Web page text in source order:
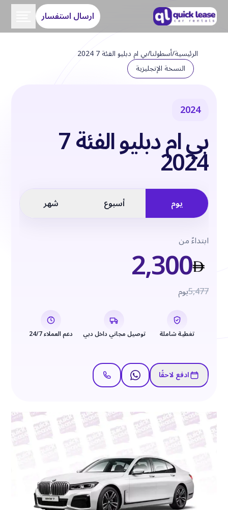
ارسال استفسار
الرئيسية/أسطولنا/بي ام دبليو الفئة 7 2024
النسخة الإنجليزية
2024
بي ام دبليو الفئة 7 2024
يوم أسبوع شهر
ابتداءً من2,3005,477يوم
تغطية شاملة توصيل مجاني داخل دبي دعم العملاء 24/7
ادفع لاحقًا